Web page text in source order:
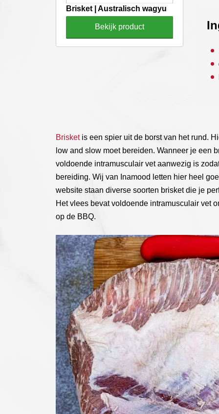
Brisket | Australisch wagyu
Bekijk product
gekozen
de
Brisketis een spier uit de borst van het rund.
low and slow moet bereiden. Wanneer je een
voldoende intramusculair vet aanwezig is
bereiding. Wij van Inamood letten hier heel
website staan diverse soorten brisket die je
Het vlees bevat voldoende intramusculair vet
op de BBQ.